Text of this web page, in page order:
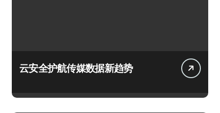
云安全护航传媒数据新趋势